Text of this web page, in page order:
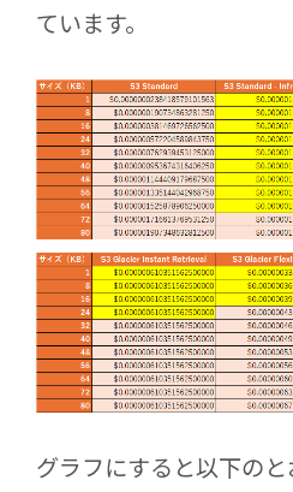
ています。
グラフにすると以下の